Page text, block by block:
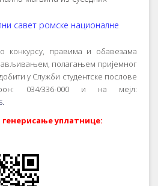
савет ромске националне
конкурсу, правима и обавезама
полагањем пријемног
у Служби студентске послове
034/336-000 и на мејл:
.
генерисање уплатнице: